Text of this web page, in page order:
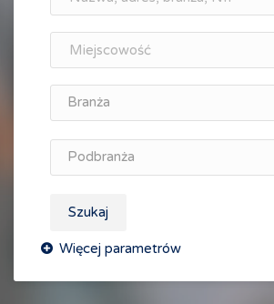
Branża
Podbranża
Szukaj